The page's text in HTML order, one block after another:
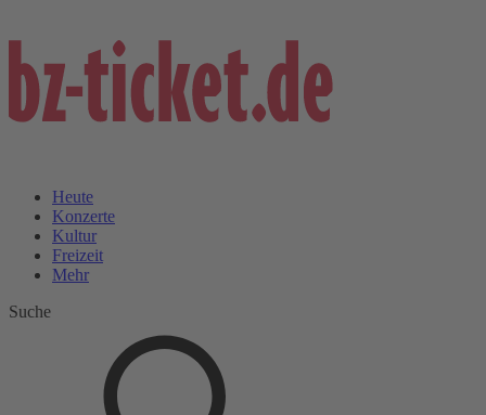
Heute
Konzerte
Kultur
Freizeit
Mehr
Suche